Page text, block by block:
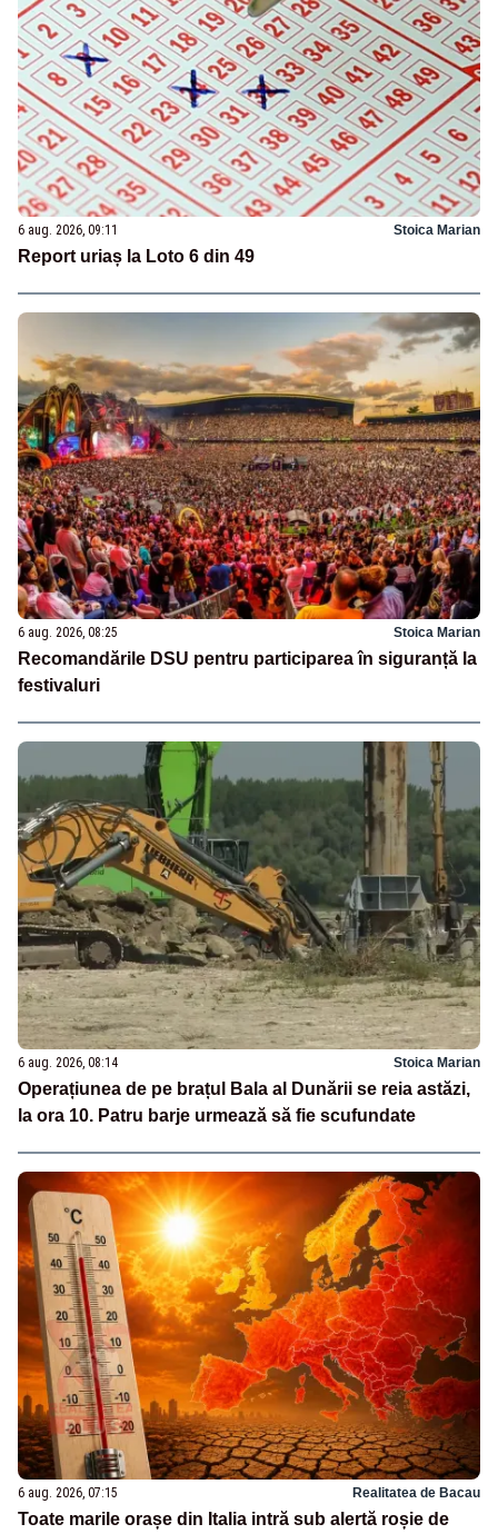
6 aug. 2026, 09:11 Stoica Marian
Report uriaș la Loto 6 din 49
6 aug. 2026, 08:25 Stoica Marian
Recomandările DSU pentru participarea în siguranță la
festivaluri
6 aug. 2026, 08:14 Stoica Marian
Operațiunea de pe brațul Bala al Dunării se reia astăzi,
la ora 10. Patru barje urmează să fie scufundate
6 aug. 2026, 07:15 Realitatea de Bacau
Toate marile orașe din Italia intră sub alertă roșie de